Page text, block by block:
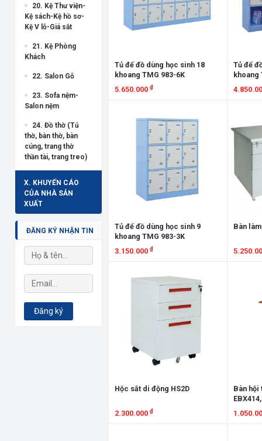
20. Kệ Thư viện-
Kệ sách-Kệ hồ sơ-
Kệ V lỗ-Giá sắt
21. Kệ Phòng
Khách
22. Salon Gỗ
23. Sofa nệm-
Salon nệm
24. Đồ thờ (Tủ
thờ, bàn thờ, bàn
cúng, trang thờ
thần tài, trang treo)
X. KHUYẾN CÁO
CỦA NHÀ SẢN
XUẤT
ĐĂNG KÝ NHẬN TIN
Đăng ký
Tủ để đồ dùng học sinh 18
khoang TMG 983-6K
5.650.000 ₫
Tủ để
khoang
Tủ để đồ dùng học sinh 9
khoang TMG 983-3K
3.150.000 ₫
Bàn
Hộc sắt di động HS2D
2.300.000 ₫
Bàn hội